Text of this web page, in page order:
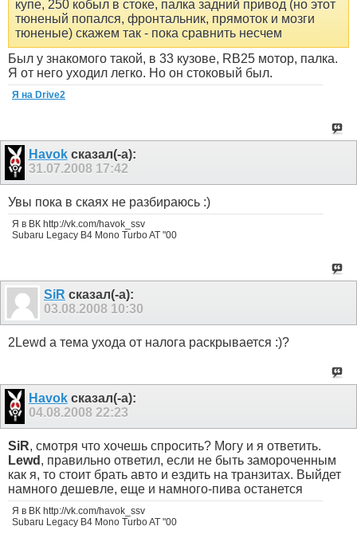
купе, 250 кобыл в стоке, палка задний привод (но этот
тюненый попался, фронтальник, прямоток и мозги
тюненые) скажем так - пока сравнить несчем
Был у знакомого такой, в 33 кузове, RB25 мотор, палка.
Я от него уходил легко. Но он стоковый был.
Я на Drive2
Havokсказал(-а):
31.07.2008 17:42
Увы пока в скаях не разбираюсь :)
Я в ВК http://vk.com/havok_ssv
Subaru Legacy B4 Mono Turbo AT "00
SiR сказал(-а):
03.08.2008 10:30
2Lewd а тема ухода от налога раскрывается :)?
Havokсказал(-а):
04.08.2008 22:23
SiR, смотря что хочешь спросить? Могу и я ответить.
Lewd , правильно ответил, если не быть замороченным
как я, то стоит брать авто и ездить на транзитах. Выйдет
намного дешевле, еще и намного-пива останется
Я в ВК http://vk.com/havok_ssv
Subaru Legacy B4 Mono Turbo AT "00